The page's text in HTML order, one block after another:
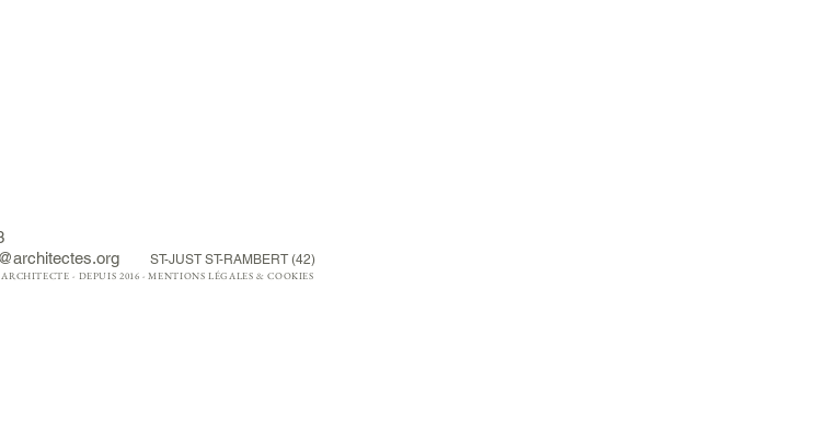
30 64 83
ST-JUST ST-RAMBERT (42)
- DEPUIS 2016 -MENTIONS LÉGALES & COOKIES